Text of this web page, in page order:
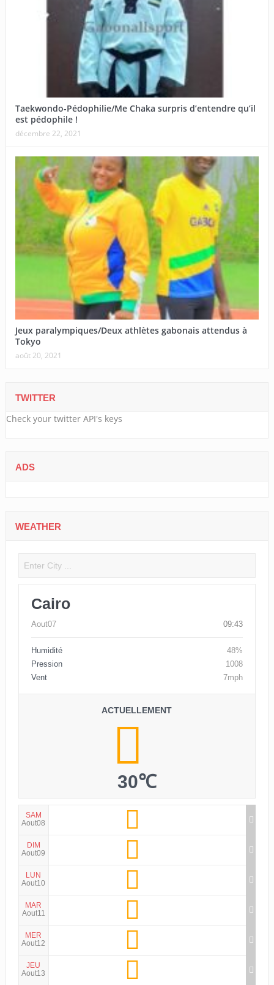
Taekwondo-Pédophilie/Me Chaka surpris d’entendre qu’il
est pédophile !
décembre 22, 2021
Jeux paralympiques/Deux athlètes gabonais attendus à
Tokyo
août 20, 2021
TWITTER
Check your twitter API's keys
ADS
WEATHER
Cairo
Aout07 09:43
Humidité
48%
Pression
1008
Vent
7mph
ACTUELLEMENT
30℃
SAM
Aout08
DIM
Aout09
LUN
Aout10
MAR
Aout11
MER
Aout12
JEU
Aout13